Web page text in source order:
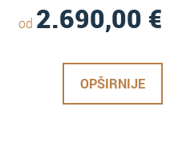
od 2.690,00 €
OPŠIRNIJE